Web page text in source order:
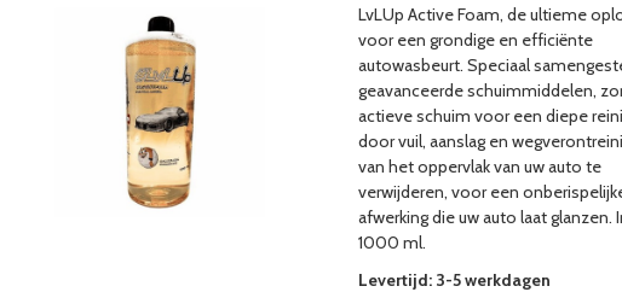
LvLUp Active Foam, de ultieme
voor een grondige en efficiënte
autowasbeurt. Speciaal
geavanceerde schuimmiddelen,
actieve schuim voor een diepe
door vuil, aanslag en
van het oppervlak van uw auto te
verwijderen, voor een
afwerking die uw auto laat glanzen.
1000 ml.
Levertijd: 3-5 werkdagen